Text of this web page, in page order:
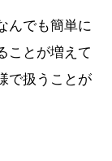
んでも簡単に
ことが増えて
で扱うことが